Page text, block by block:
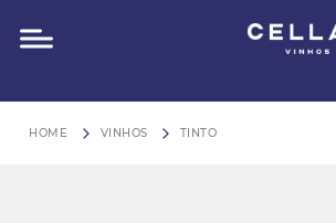
VINHOS TINTO